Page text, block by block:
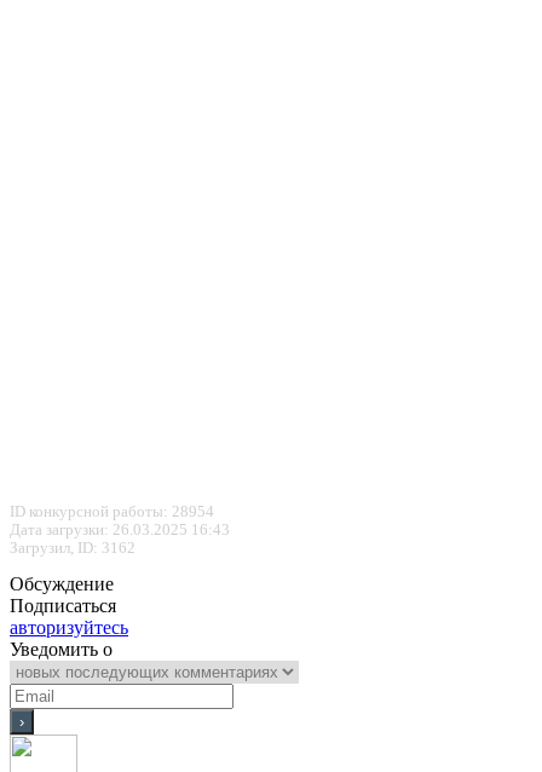
ID конкурсной работы: 28954
Дата загрузки: 26.03.2025 16:43
Загрузил, ID: 3162
Обсуждение
Подписаться
авторизуйтесь
Уведомить о